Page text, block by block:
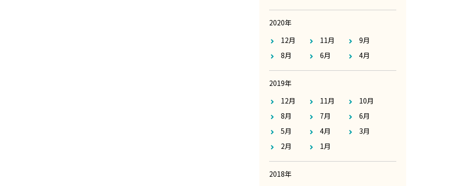
2020年
12月
11月
9月
8月
6月 4月
2019年
12月
11月
10月
8月
7月
6月
5月
4月
3月
2月
1月
2018年